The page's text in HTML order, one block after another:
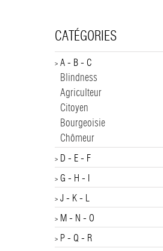
CATÉGORIES
>A - B - C
Blindness
Agriculteur
Citoyen
Bourgeoisie
Chômeur
>D - E - F
>G - H - I
>J - K - L
>M - N - O
>P - Q - R